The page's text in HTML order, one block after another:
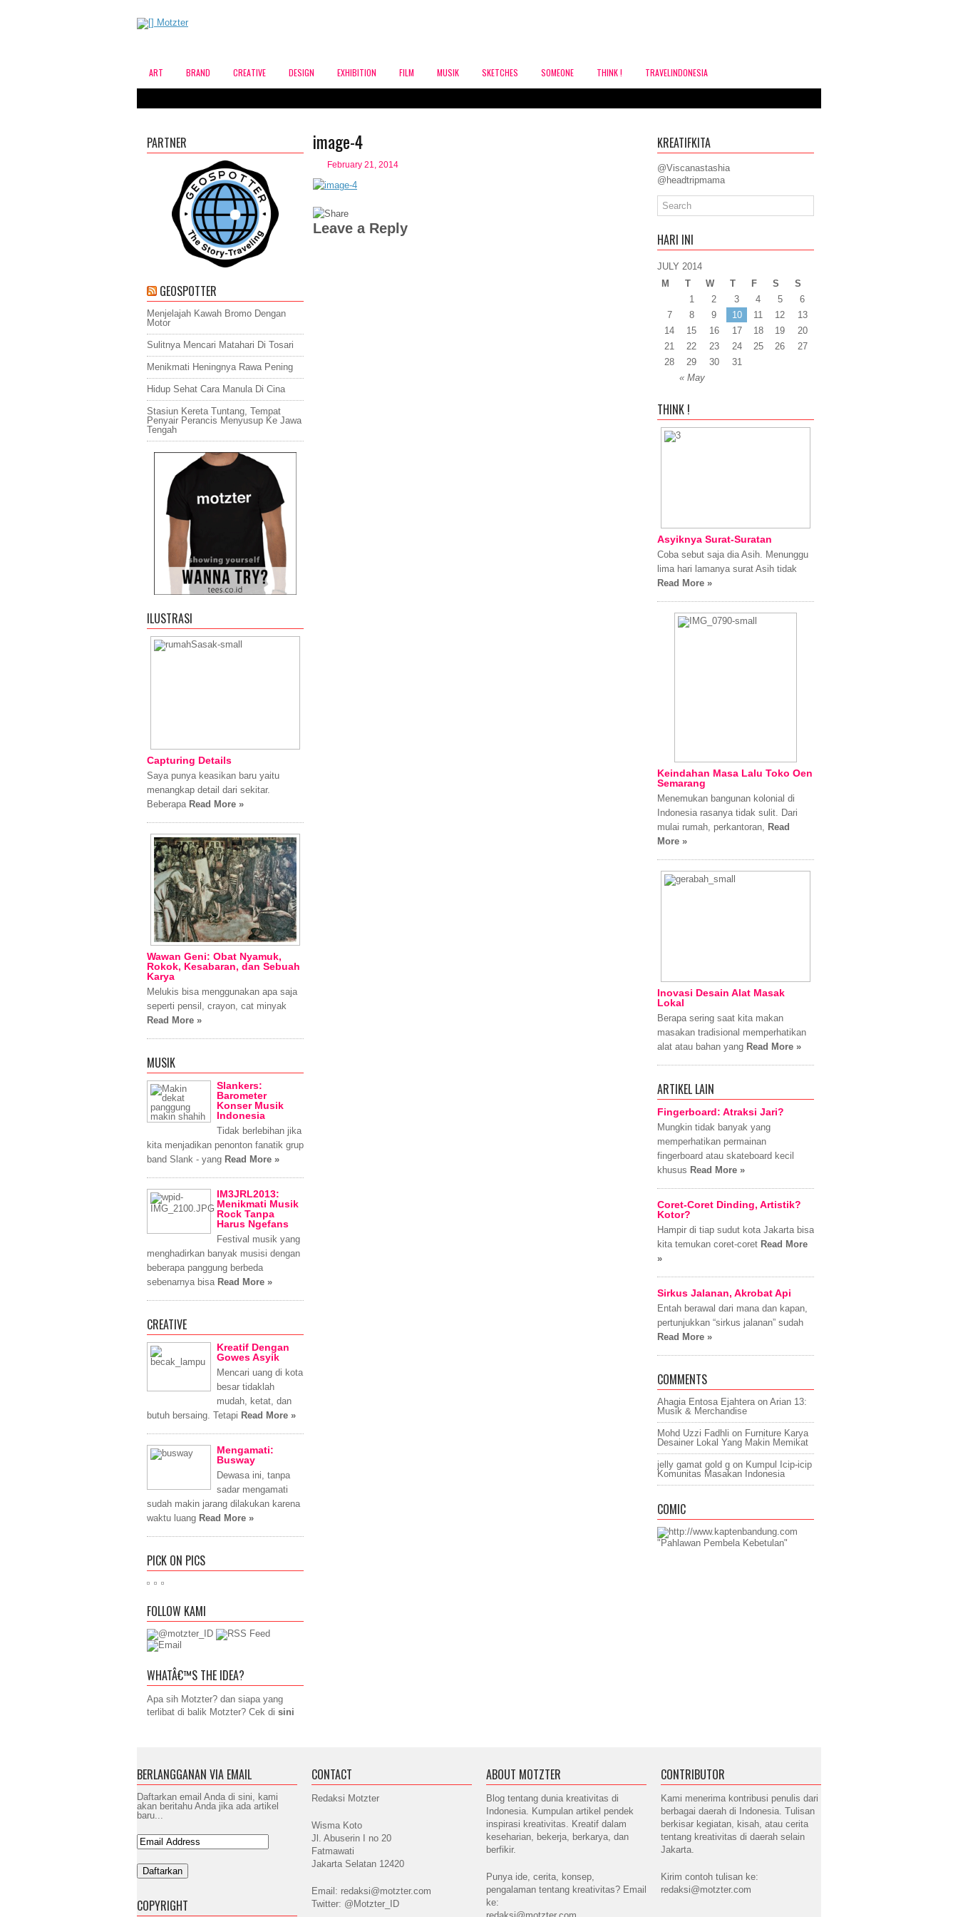
ART BRAND CREATIVE DESIGN EXHIBITION FILM MUSIK SKETCHES SOMEONE THINK ! TRAVELINDONESIA
image-4
February 21, 2014
Leave a Reply
PARTNER
GEOSPOTTER
Menjelajah Kawah Bromo Dengan
Motor
Sulitnya Mencari Matahari Di Tosari
Menikmati Heningnya Rawa Pening
Hidup Sehat Cara Manula Di Cina
Stasiun Kereta Tuntang, Tempat
Penyair Perancis Menyusup Ke Jawa
Tengah
ILUSTRASI
Capturing Details
Saya punya keasikan baru yaitu
menangkap detail dari sekitar.
Beberapa Read More »
Wawan Geni: Obat Nyamuk,
Rokok, Kesabaran, dan Sebuah
Karya
Melukis bisa menggunakan apa saja
seperti pensil, crayon, cat minyak
Read More »
MUSIK
Slankers:
Barometer
Konser Musik
Indonesia
Tidak berlebihan jika
kita menjadikan penonton fanatik grup
band Slank - yang Read More »
IM3JRL2013:
Menikmati Musik
Rock Tanpa
Harus Ngefans
Festival musik yang
menghadirkan banyak musisi dengan
beberapa panggung berbeda
sebenarnya bisa Read More »
CREATIVE
Kreatif Dengan
Gowes Asyik
Mencari uang di kota
besar tidaklah
mudah, ketat, dan
butuh bersaing. Tetapi Read More »
Mengamati:
Busway
Dewasa ini, tanpa
sadar mengamati
sudah makin jarang dilakukan karena
waktu luang Read More »
PICK ON PICS
FOLLOW KAMI
WHATÂ€™S THE IDEA?
Apa sih Motzter? dan siapa yang
terlibat di balik Motzter? Cek di sini
KREATIFKITA
@Viscanastashia
@headtripmama
HARI INI
JULY 2014
M
T W T F S S
« May
1 2 3 4 5
6
7
8 9 10 11 12
13
14
15 16 17 18 19
20
21
22 23 24 25 26
27
28
29 30 31
THINK !
Asyiknya Surat-Suratan
Coba sebut saja dia Asih. Menunggu
lima hari lamanya surat Asih tidak
Read More »
Keindahan Masa Lalu Toko Oen
Semarang
Menemukan bangunan kolonial di
Indonesia rasanya tidak sulit. Dari
mulai rumah, perkantoran, Read
More »
Inovasi Desain Alat Masak
Lokal
Berapa sering saat kita makan
masakan tradisional memperhatikan
alat atau bahan yang Read More »
ARTIKEL LAIN
Fingerboard: Atraksi Jari?
Mungkin tidak banyak yang
memperhatikan permainan
fingerboard atau skateboard kecil
khusus Read More »
Coret-Coret Dinding, Artistik?
Kotor?
Hampir di tiap sudut kota Jakarta bisa
kita temukan coret-coret Read More
»
Sirkus Jalanan, Akrobat Api
Entah berawal dari mana dan kapan,
pertunjukkan “sirkus jalanan” sudah
Read More »
COMMENTS
Ahagia Entosa Ejahtera on Arian 13:
Musik & Merchandise
Mohd Uzzi Fadhli on Furniture Karya
Desainer Lokal Yang Makin Memikat
jelly gamat gold g on Kumpul Icip-icip
Komunitas Masakan Indonesia
COMIC
"Pahlawan Pembela Kebetulan"
BERLANGGANAN VIA EMAIL
Daftarkan email Anda di sini, kami
akan beritahu Anda jika ada artikel
baru...
COPYRIGHT
CONTACT
Redaksi Motzter
Wisma Koto
Jl. Abuserin I no 20
Fatmawati
Jakarta Selatan 12420
Email: redaksi@motzter.com
Twitter: @Motzter_ID
ABOUT MOTZTER
Blog tentang dunia kreativitas di
Indonesia. Kumpulan artikel pendek
inspirasi kreativitas. Kreatif dalam
keseharian, bekerja, berkarya, dan
berfikir.
Punya ide, cerita, konsep,
pengalaman tentang kreativitas? Email
ke:
CONTRIBUTOR
Kami menerima kontribusi penulis dari
berbagai daerah di Indonesia. Tulisan
berkisar kegiatan, kisah, atau cerita
tentang kreativitas di daerah selain
Jakarta.
Kirim contoh tulisan ke:
redaksi@motzter.com